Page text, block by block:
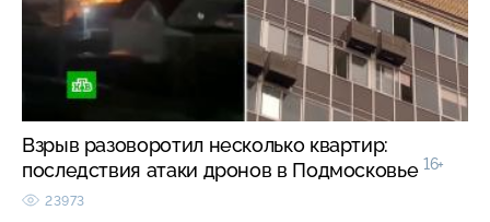
Взрыв разоворотил несколько квартир:
последствия атаки дронов в Подмосковье 16+
23973